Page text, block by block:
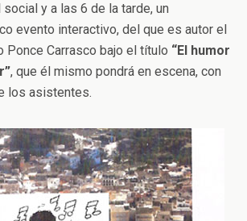
y a las 6 de la tarde, un
evento interactivo, del que es autor el
Ponce Carrasco bajo el título “El humor
, que él mismo pondrá en escena, con
los asistentes.